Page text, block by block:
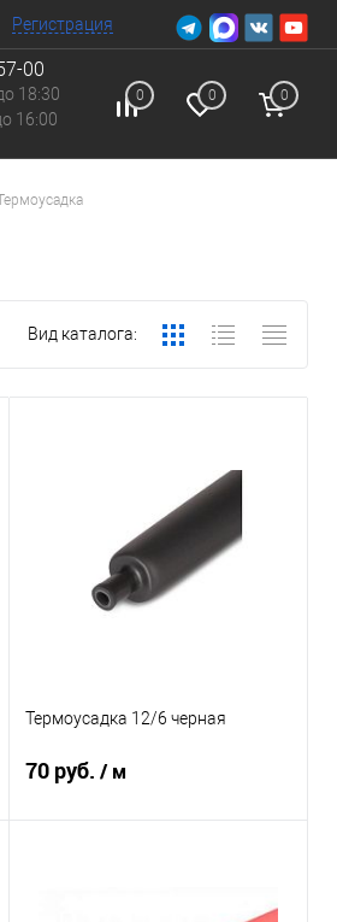
Регистрация
00
18:30
16:00
0 0 0
Вид каталога:
Термоусадка 12/6 черная
70 руб./ м